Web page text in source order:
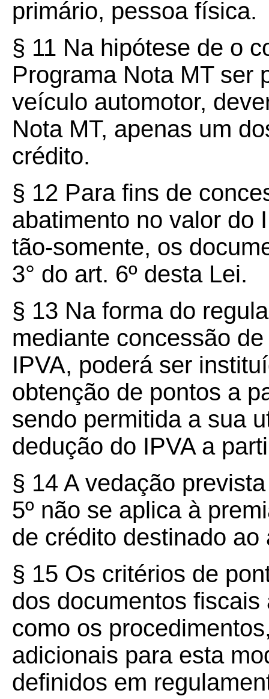
primário, pessoa física.
§ 11 Na hipótese de o
Programa Nota MT ser
veículo automotor,
Nota MT, apenas um
crédito.
§ 12 Para fins de
abatimento no valor do
tão-somente, os
3° do art. 6º desta Lei.
§ 13 Na forma do
mediante concessão
IPVA, poderá ser
obtenção de pontos a
sendo permitida a sua
dedução do IPVA a
§ 14 A vedação
5º não se aplica à
de crédito destinado
§ 15 Os critérios de
dos documentos
como os
adicionais para esta
definidos em